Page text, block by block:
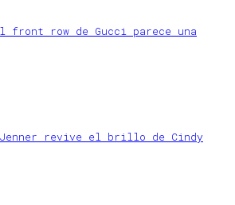
front row de Gucci parece una
revive el brillo de Cindy